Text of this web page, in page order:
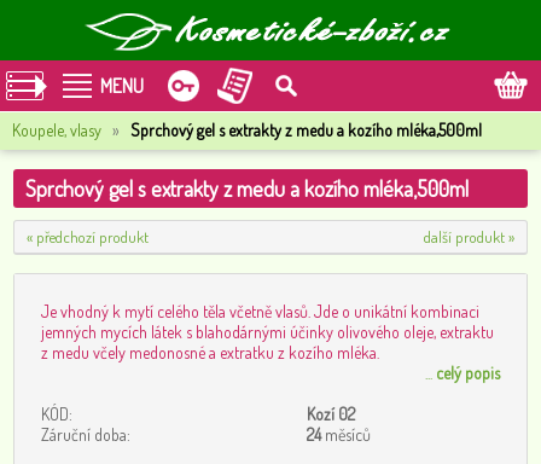
MENU
Koupele, vlasy » Sprchový gel s extrakty z medu a kozího mléka,500ml
Sprchový gel s extrakty z medu a kozího mléka,500ml
« předchozí produkt další produkt »
Je vhodný k mytí celého těla včetně vlasů. Jde o unikátní kombinaci
jemných mycích látek s blahodárnými účinky olivového oleje, extraktu
z medu včely medonosné a extratku z kozího mléka.
celý popis
KÓD:
Kozí 02
Záruční doba:
24měsíců